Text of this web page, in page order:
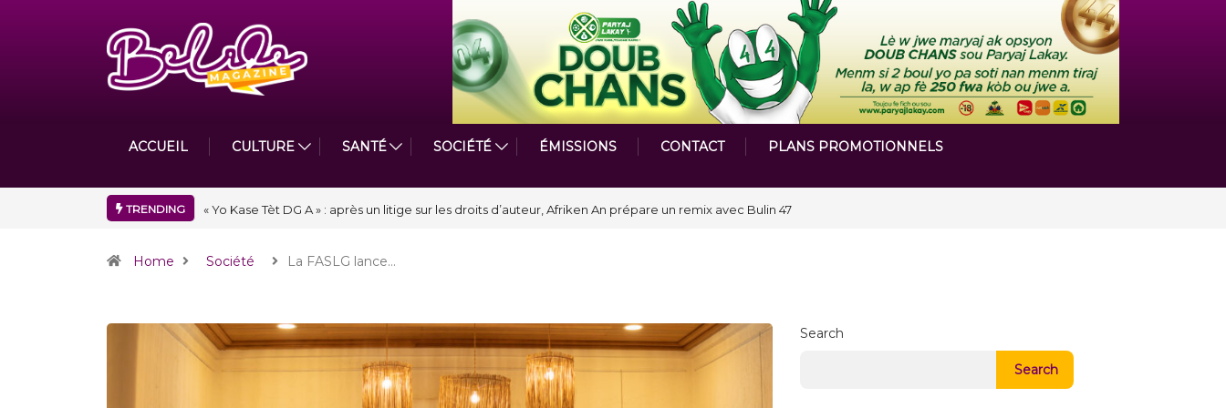
ACCUEIL CULTURE SANTÉ SOCIÉTÉ ÉMISSIONS CONTACT PLANS PROMOTIONNELS
TRENDING « Floraison » : la Division D de Toastmasters International en Haïti clôture une année et ouvre un nouveau chapitre de son histoire
Home Société La FASLG lance…
Search
Search